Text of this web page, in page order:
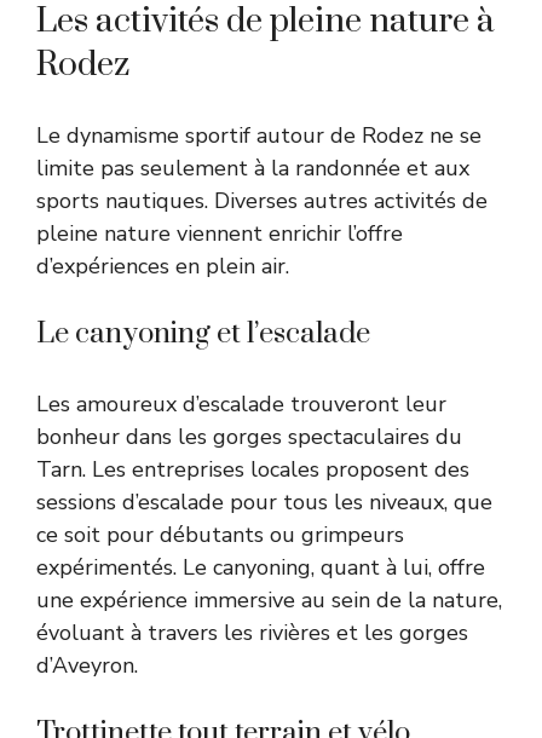
Les activités de pleine nature à
Rodez
Le dynamisme sportif autour de Rodez ne se
limite pas seulement à la randonnée et aux
sports nautiques. Diverses autres activités de
pleine nature viennent enrichir l’offre
d’expériences en plein air.
Le canyoning et l’escalade
Les amoureux d’escalade trouveront leur
bonheur dans les gorges spectaculaires du
Tarn. Les entreprises locales proposent des
sessions d’escalade pour tous les niveaux, que
ce soit pour débutants ou grimpeurs
expérimentés. Le canyoning, quant à lui, offre
une expérience immersive au sein de la nature,
évoluant à travers les rivières et les gorges
d’Aveyron.